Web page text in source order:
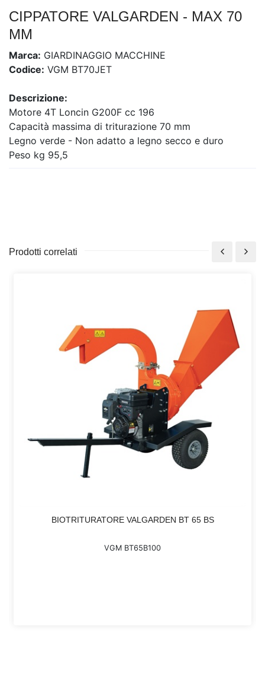
CIPPATORE VALGARDEN - MAX 70
MM
Marca: GIARDINAGGIO MACCHINE
Codice: VGM BT70JET
Descrizione:
Motore 4T Loncin G200F cc 196
Capacità massima di triturazione 70 mm
Legno verde - Non adatto a legno secco e duro
Peso kg 95,5
Prodotti correlati
BIOTRITURATORE VALGARDEN BT 65 BS
VGM BT65B100